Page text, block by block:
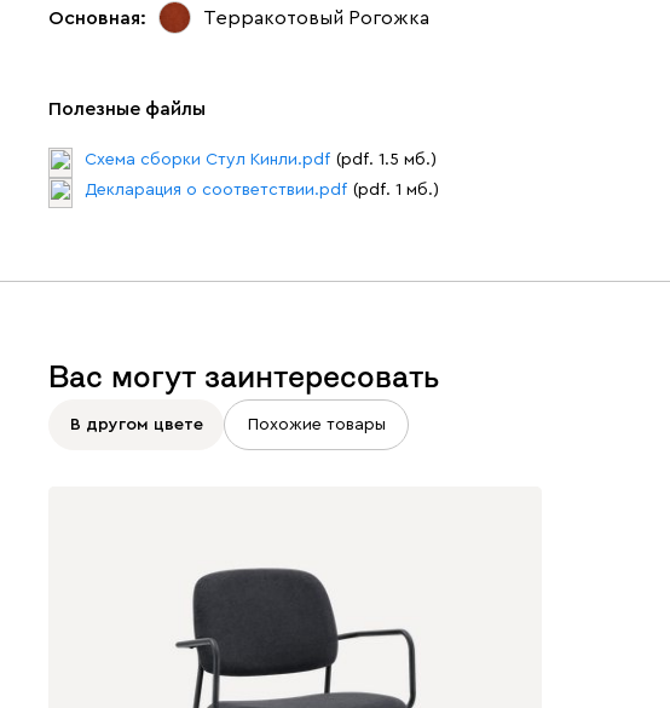
Основная: Терракотовый Рогожка
Полезные файлы
Схема сборки Стул Кинли.pdf (pdf. 1.5 мб.)
Декларация о соответствии.pdf (pdf. 1 мб.)
Вас могут заинтересовать
В другом цвете Похожие товары